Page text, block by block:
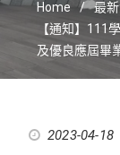
Home 最
【通知】111
及優良應屆畢
2023-04-18